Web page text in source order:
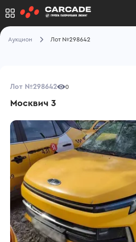
Аукцион Лот №298642
Лот №298642 0
Москвич 3